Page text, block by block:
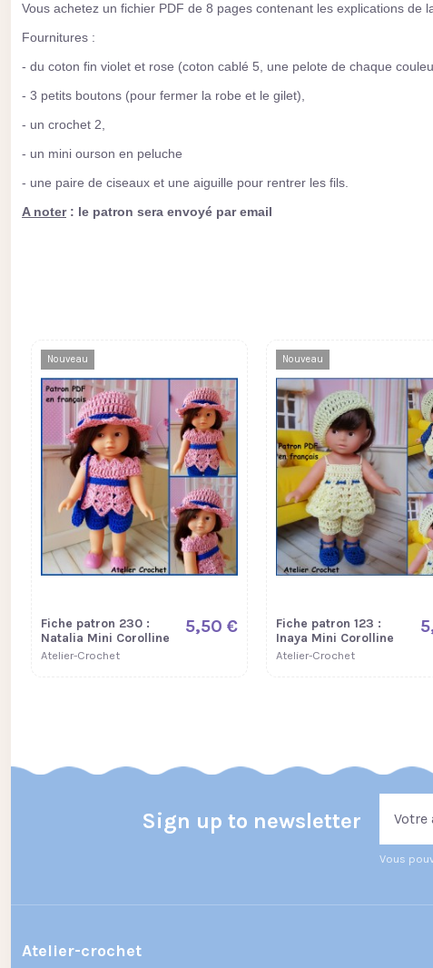
Vous achetez un fichier PDF de 8 pages contenant les explications de
Fournitures :
- du coton fin violet et rose (coton cablé 5, une pelote de chaque
- 3 petits boutons (pour fermer la robe et le gilet),
- un crochet 2,
- un mini ourson en peluche
- une paire de ciseaux et une aiguille pour rentrer les fils.
A noter: le patron sera envoyé par email
Nouveau
Fiche patron 230 :
Natalia Mini Corolline
Atelier-Crochet
5,50 €
Nouveau
Fiche patron 123 :
Inaya Mini Corolline
Atelier-Crochet
Sign up to newsletter
Vous
Atelier-crochet